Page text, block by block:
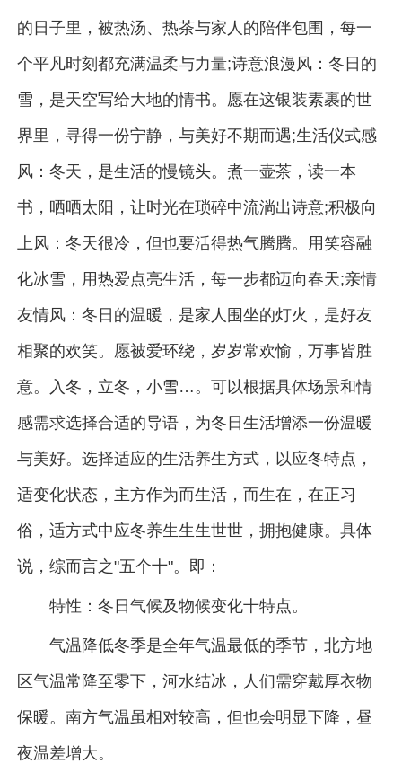
的日子里，被热汤、热茶与家人的陪伴包围，每一
个平凡时刻都充满温柔与力量;诗意浪漫风：冬日的
雪，是天空写给大地的情书。愿在这银装素裹的世
界里，寻得一份宁静，与美好不期而遇;生活仪式感
风：冬天，是生活的慢镜头。煮一壶茶，读一本
书，晒晒太阳，让时光在琐碎中流淌出诗意;积极向
上风：冬天很冷，但也要活得热气腾腾。用笑容融
化冰雪，用热爱点亮生活，每一步都迈向春天;亲情
友情风：冬日的温暖，是家人围坐的灯火，是好友
相聚的欢笑。愿被爱环绕，岁岁常欢愉，万事皆胜
意。入冬，立冬，小雪…。可以根据具体场景和情
感需求选择合适的导语，为冬日生活增添一份温暖
与美好。选择适应的生活养生方式，以应冬特点，
适变化状态，主方作为而生活，而生在，在正习
俗，适方式中应冬养生生生世世，拥抱健康。具体
说，综而言之"五个十"。即：
特性：冬日气候及物候变化十特点。
气温降低冬季是全年气温最低的季节，北方地
区气温常降至零下，河水结冰，人们需穿戴厚衣物
保暖。南方气温虽相对较高，但也会明显下降，昼
夜温差增大。